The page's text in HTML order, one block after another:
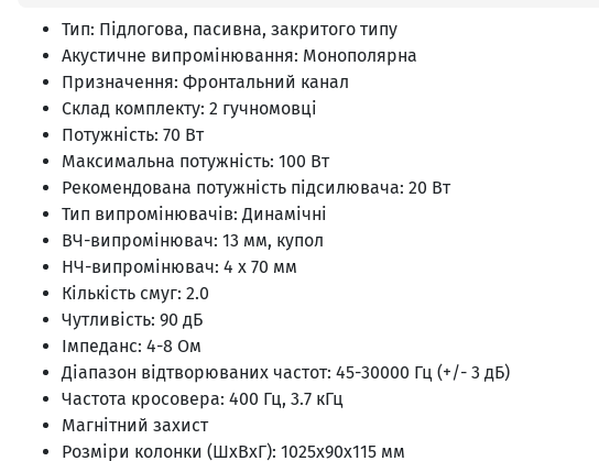
Тип: Підлогова, пасивна, закритого типу
Акустичне випромінювання: Монополярна
Призначення: Фронтальний канал
Склад комплекту: 2 гучномовці
Потужність: 70 Вт
Максимальна потужність: 100 Вт
Рекомендована потужність підсилювача: 20 Вт
Тип випромінювачів: Динамічні
ВЧ-випромінювач: 13 мм, купол
НЧ-випромінювач: 4 x 70 мм
Кількість смуг: 2.0
Чутливість: 90 дБ
Імпеданс: 4-8 Ом
Діапазон відтворюваних частот: 45-30000 Гц (+/- 3 дБ)
Частота кросовера: 400 Гц, 3.7 кГц
Магнітний захист
Розміри колонки (ШхВхГ): 1025x90x115 мм